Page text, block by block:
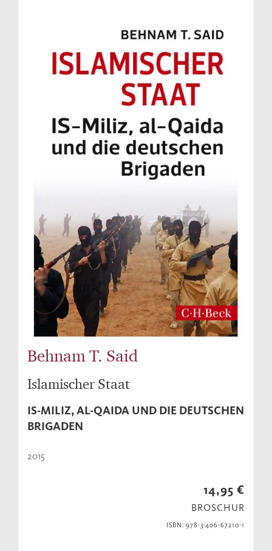
Behnam T. Said
Islamischer Staat
IS-MILIZ, AL-QAIDA UND DIE DEUTSCHEN
BRIGADEN
2015
14,95 €
BROSCHUR
ISBN: 978-3-406-67210-1